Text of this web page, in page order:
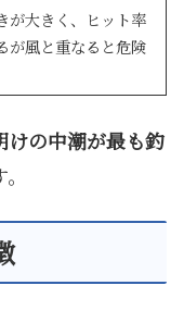
が大きく、ヒット率
が風と重なると危険
けの中潮が最も釣